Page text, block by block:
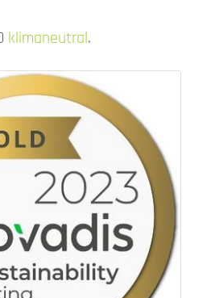
klimaneutral.